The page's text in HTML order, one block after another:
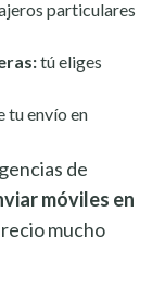
particulares
tú eliges
tu envío en
de
móviles en
mucho